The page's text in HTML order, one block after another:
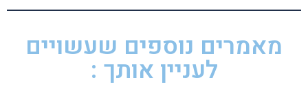
מאמרים נוספים שעשויים
לעניין אותך :